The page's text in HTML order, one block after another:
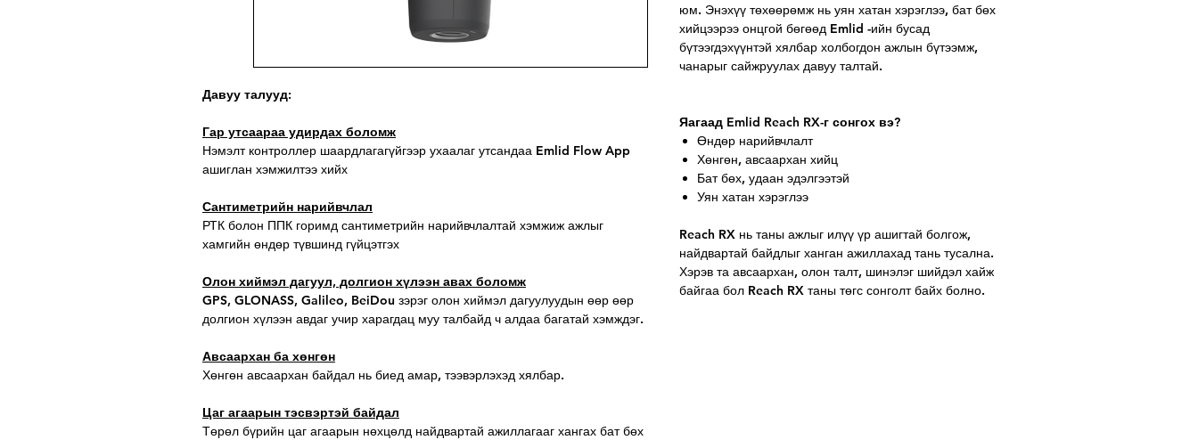
Давуу талууд:
Гар утсаараа удирдах боломж
Нэмэлт контроллер шаардлагагүйгээр ухаалаг утсандаа Emlid Flow App
ашиглан хэмжилтээ хийх
Сантиметрийн нарийвчлал
РТК болон ППК горимд сантиметрийн нарийвчлалтай хэмжиж ажлыг
хамгийн өндөр түвшинд гүйцэтгэх
Олон хиймэл дагуул, долгион хүлээн авах боломж
GPS, GLONASS, Galileo, BeiDou зэрэг олон хиймэл дагуулуудын өөр өөр
долгион хүлээн авдаг учир харагдац муу талбайд ч алдаа багатай хэмждэг.
Авсаархан ба хөнгөн
Хөнгөн авсаархан байдал нь биед амар, тээвэрлэхэд хялбар.
Цаг агаарын тэсвэртэй байдал
Төрөл бүрийн цаг агаарын нөхцөлд найдвартай ажиллагааг хангах бат бөх
юм. Энэхүү төхөөрөмж нь уян хатан хэрэглээ, бат бөх
хийцээрээ онцгой бөгөөд Emlid -ийн бусад
бүтээгдэхүүнтэй хялбар холбогдон ажлын бүтээмж,
чанарыг сайжруулах давуу талтай.
Яагаад Emlid Reach RX-г сонгох вэ?
Өндөр нарийвчлалт
Хөнгөн, авсаархан хийц
Бат бөх, удаан эдэлгээтэй
Уян хатан хэрэглээ
Reach RX нь таны ажлыг илүү үр ашигтай болгож,
найдвартай байдлыг ханган ажиллахад тань тусална.
Хэрэв та авсаархан, олон талт, шинэлэг шийдэл хайж
байгаа бол Reach RX таны төгс сонголт байх болно.